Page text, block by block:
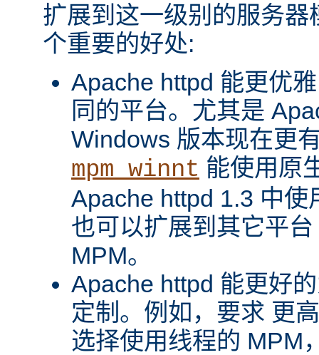
扩展到这一级别的服务
个重要的好处:
Apache httpd 能更优
同的平台。尤其是
Windows 版本现在更
mpm_winnt 能使用原
Apache httpd 1.3 中使
也可以扩展到其它平
MPM。
Apache httpd 能更好
定制。例如，要求 更
选择使用线程的 MPM